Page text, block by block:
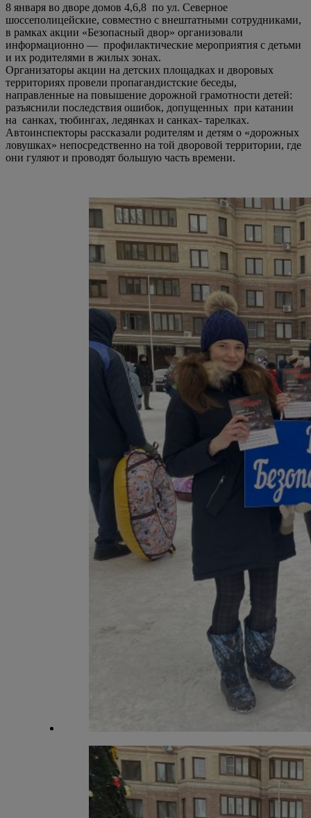
8 января во дворе домов 4,6,8 по ул. Северное
шоссеполицейские, совместно с внештатными сотрудниками,
в рамках акции «Безопасный двор» организовали
информационно — профилактические мероприятия с детьми
и их родителями в жилых зонах.
Организаторы акции на детских площадках и дворовых
территориях провели пропагандистские беседы,
направленные на повышение дорожной грамотности детей:
разъяснили последствия ошибок, допущенных при катании
на санках, тюбингах, ледянках и санках- тарелках.
Автоинспекторы рассказали родителям и детям о «дорожных
ловушках» непосредственно на той дворовой территории, где
они гуляют и проводят большую часть времени.